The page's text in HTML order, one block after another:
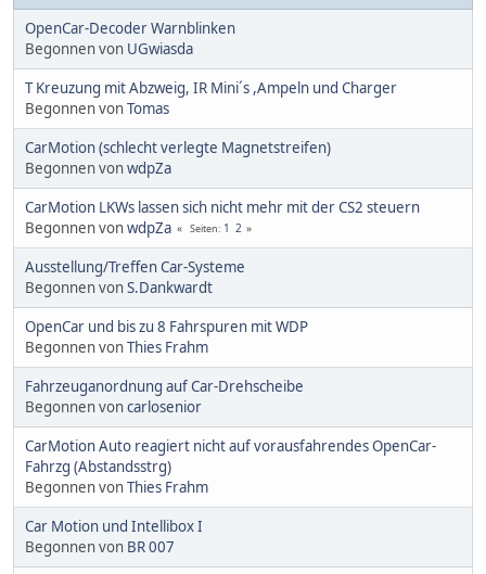
OpenCar-Decoder Warnblinken
Begonnen von UGwiasda
T Kreuzung mit Abzweig, IR Mini´s ,Ampeln und Charger
Begonnen vonTomas
CarMotion (schlecht verlegte Magnetstreifen)
Begonnen vonwdpZa
CarMotion LKWs lassen sich nicht mehr mit der CS2 steuern
Begonnen vonwdpZa Seiten 1 2
Ausstellung/Treffen Car-Systeme
Begonnen vonS.Dankwardt
OpenCar und bis zu 8 Fahrspuren mit WDP
Begonnen vonThies Frahm
Fahrzeuganordnung auf Car-Drehscheibe
Begonnen voncarlosenior
CarMotion Auto reagiert nicht auf vorausfahrendes OpenCar-
Fahrzg (Abstandsstrg)
Begonnen vonThies Frahm
Car Motion und Intellibox I
Begonnen von BR 007